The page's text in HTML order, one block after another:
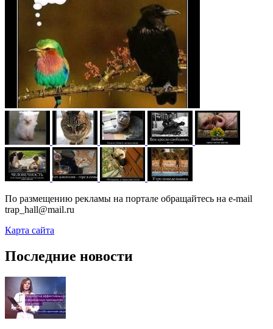
По размещению рекламы на портале обращайтесь на e-mail
trap_hall@mail.ru
Карта сайта
Последние новости